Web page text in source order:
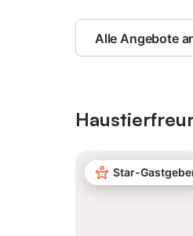
Alle Angebote
Star-